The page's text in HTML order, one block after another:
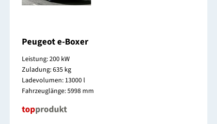
Peugeot e-Boxer
Leistung: 200 kW
Zuladung: 635 kg
Ladevolumen: 13000 l
Fahrzeuglänge: 5998 mm